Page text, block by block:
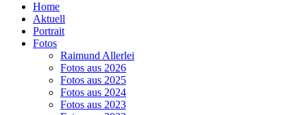
Home
Aktuell
Portrait
Fotos
Raimund Allerlei
Fotos aus 2026
Fotos aus 2025
Fotos aus 2024
Fotos aus 2023